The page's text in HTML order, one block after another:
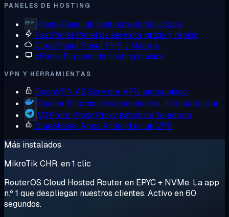
PANELES DE HOSTING
Plesk Panel de hosting web full-stack
FastPanel Panel de servidor gratis y rápido
CloudPanel Panel PHP y Node.js
cPanel El panel de hosting clásico
VPN Y HERRAMIENTAS
OpenVPN AS Servidor VPN autoalojado
Docker Entorno de contenedores, listo para usar
MTProto Proxy Proxy nativo de Telegram
BlueStacks Apps Android en un VPS
Más instalados
MikroTik CHR, en 1 clic
RouterOS Cloud Hosted Router en EPYC + NVMe. La app
n.º 1 que despliegan nuestros clientes. Activo en 60
segundos.